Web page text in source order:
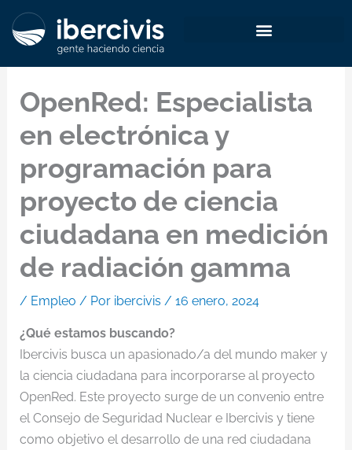
OpenRed: Especialista
en electrónica y
programación para
proyecto de ciencia
ciudadana en medición
de radiación gamma
/ Empleo / Por ibercivis / 16 enero, 2024
¿Qué estamos buscando?
Ibercivis busca un apasionado/a del mundo maker y
la ciencia ciudadana para incorporarse al proyecto
OpenRed. Este proyecto surge de un convenio entre
el Consejo de Seguridad Nuclear e Ibercivis y tiene
como objetivo el desarrollo de una red ciudadana